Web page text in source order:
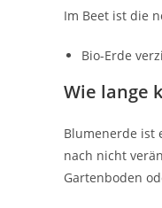
Im Beet ist die
Bio-Erde
Wie lange
Blumenerde ist
nach nicht
Gartenboden